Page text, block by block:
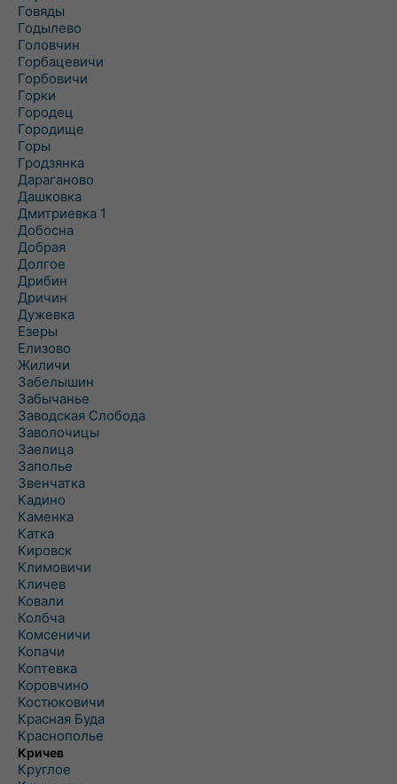
Говяды
Годылево
Головчин
Горбацевичи
Горбовичи
Горки
Городец
Городище
Горы
Гродзянка
Дараганово
Дашковка
Дмитриевка 1
Добосна
Добрая
Долгое
Дрибин
Дричин
Дужевка
Езеры
Елизово
Жиличи
Забелышин
Забычанье
Заводская Слобода
Заволочицы
Заелица
Заполье
Звенчатка
Кадино
Каменка
Катка
Кировск
Климовичи
Кличев
Ковали
Колбча
Комсеничи
Копачи
Коптевка
Коровчино
Костюковичи
Красная Буда
Краснополье
Кричев
Круглое